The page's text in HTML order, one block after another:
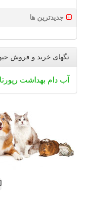
جدیدترین ها
تگهای خرید و فروش
آب دام بهداشت